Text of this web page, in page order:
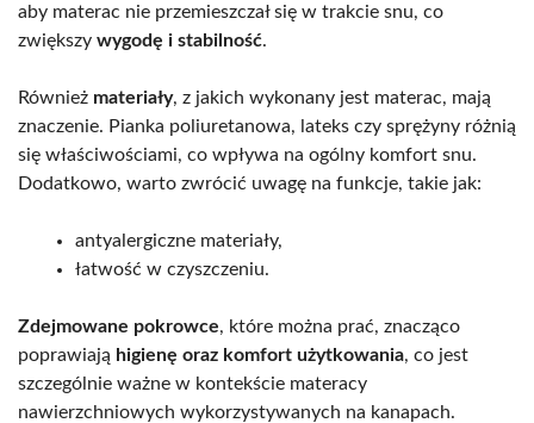
aby materac nie przemieszczał się w trakcie snu, co
zwiększy wygodę i stabilność.
Również materiały, z jakich wykonany jest materac, mają
znaczenie. Pianka poliuretanowa, lateks czy sprężyny różnią
się właściwościami, co wpływa na ogólny komfort snu.
Dodatkowo, warto zwrócić uwagę na funkcje, takie jak:
antyalergiczne materiały,
łatwość w czyszczeniu.
Zdejmowane pokrowce, które można prać, znacząco
poprawiają higienę oraz komfort użytkowania, co jest
szczególnie ważne w kontekście materacy
nawierzchniowych wykorzystywanych na kanapach.